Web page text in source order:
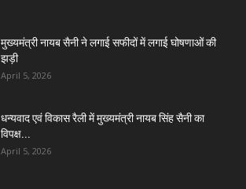
मुख्यमंत्री नायब सैनी ने लगाई सफीदों में लगाई घोषणाओं की
झड़ी
April 5, 2026
धन्यवाद एवं विकास रैली में मुख्यमंत्री नायब सिंह सैनी का
विपक्ष...
April 5, 2026